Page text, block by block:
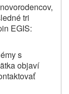
tri
EGIS:
s
objaví